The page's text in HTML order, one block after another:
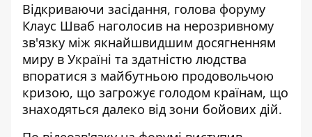
Відкриваючи засідання, голова форуму
Клаус Шваб наголосив на нерозривному
зв'язку між якнайшвидшим досягненням
миру в Україні та здатністю людства
впоратися з майбутньою продовольчою
кризою, що загрожує голодом країнам, що
знаходяться далеко від зони бойових дій.